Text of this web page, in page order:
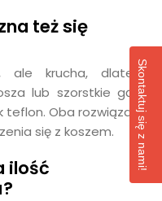
też się
ale krucha, dlatego
lub szorstkie gąbki
Oba rozwiązania
się z koszem.
ilość
Skontaktuj się z nami!